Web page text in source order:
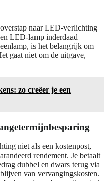
naar LED-verlichting
LED-lamp inderdaad
is het belangrijk om
gaat niet om de uitgave,
zo creëer je een
niet als een kostenpost,
rendement. Je betaalt
dubbel en dwars terug via
van vervangingskosten.